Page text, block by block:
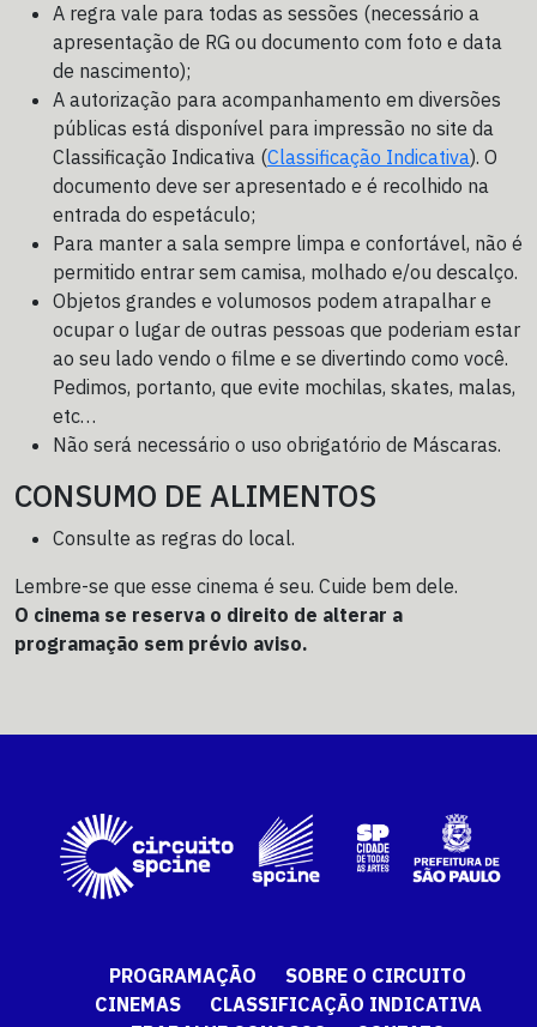
A regra vale para todas as sessões (necessário a
apresentação de RG ou documento com foto e data
de nascimento);
A autorização para acompanhamento em diversões
públicas está disponível para impressão no site da
Classificação Indicativa (Classificação Indicativa). O
documento deve ser apresentado e é recolhido na
entrada do espetáculo;
Para manter a sala sempre limpa e confortável, não é
permitido entrar sem camisa, molhado e/ou descalço.
Objetos grandes e volumosos podem atrapalhar e
ocupar o lugar de outras pessoas que poderiam estar
ao seu lado vendo o filme e se divertindo como você.
Pedimos, portanto, que evite mochilas, skates, malas,
etc…
Não será necessário o uso obrigatório de Máscaras.
CONSUMO DE ALIMENTOS
Consulte as regras do local.
Lembre-se que esse cinema é seu. Cuide bem dele.
O cinema se reserva o direito de alterar a
programação sem prévio aviso.
PROGRAMAÇÃO
SOBRE O CIRCUITO
CINEMAS
CLASSIFICAÇÃO INDICATIVA